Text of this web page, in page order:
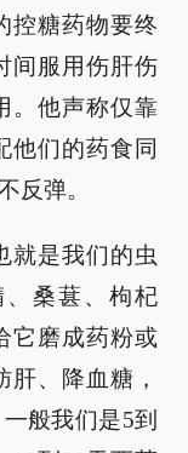
控糖药物要终
间服用伤肝伤
。他声称仅靠
他们的药食同
反弹。
就是我们的虫
桑葚、枸杞
它磨成药粉或
、降血糖，
般我们是5到